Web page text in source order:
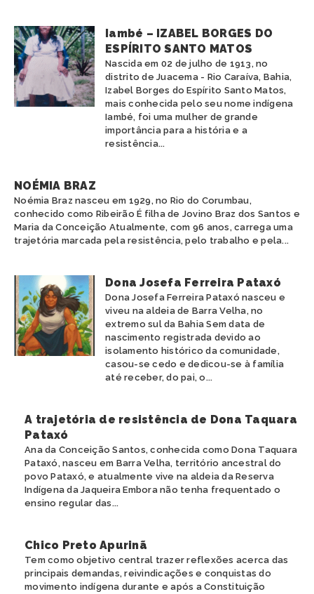
KRĨKATI
MANAÓ
MARUBO
MUNDURUKU
PANKARÁ
PIPIPÃ
POTIGUARA
TABAJARA
TAMOIOS
TAPIRAPÉ
TEMIMINÓ
TENETEHARA
TERENA
TIKUNA
TRUKÁ
XAVANTE
XOKLENG
XUKURU
XUKURU-KARIRI
Iambé – IZABEL BORGES DO
ESPÍRITO SANTO MATOS
Nascida em 02 de julho de 1913, no
distrito de Juacema - Rio Caraíva, Bahia,
Izabel Borges do Espírito Santo Matos,
mais conhecida pelo seu nome indígena
Iambé, foi uma mulher de grande
importância para a história e a
resistência...
NOÉMIA BRAZ
Noémia Braz nasceu em 1929, no Rio do Corumbau,
conhecido como Ribeirão É filha de Jovino Braz dos Santos e
Maria da Conceição Atualmente, com 96 anos, carrega uma
trajetória marcada pela resistência, pelo trabalho e pela...
Dona Josefa Ferreira Pataxó
Dona Josefa Ferreira Pataxó nasceu e
viveu na aldeia de Barra Velha, no
extremo sul da Bahia Sem data de
nascimento registrada devido ao
isolamento histórico da comunidade,
casou-se cedo e dedicou-se à família
até receber, do pai, o...
A trajetória de resistência de Dona Taquara
Pataxó
Ana da Conceição Santos, conhecida como Dona Taquara
Pataxó, nasceu em Barra Velha, território ancestral do
povo Pataxó, e atualmente vive na aldeia da Reserva
Indígena da Jaqueira Embora não tenha frequentado o
ensino regular das...
Chico Preto Apurinã
Tem como objetivo central trazer reflexões acerca das
principais demandas, reivindicações e conquistas do
movimento indígena durante e após a Constituição